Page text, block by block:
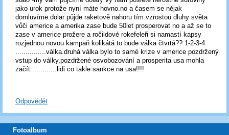
jako urok protože nyní máte hovno.no a časem se nějak
domluvíme.dolar půjde raketově nahoru tím vzrostou dluhy světa
vůči americe a amerika zase bude 50let prosperovat no a až se to
zase v americe prožere a ročildové rokefeleři si namastí kapsy
rozjednou novou kampaň kolikátá to bude válka čtvrtá?? 1-2-3-4
...............válka.druhá válka bylo to samé krize v americe pozdržený
vstup do války,pozdržené osvobozování a prosperita usa mohla
začít.............lidi co takle sankce na usa!!!!
Odpovědět
Fotoalbum